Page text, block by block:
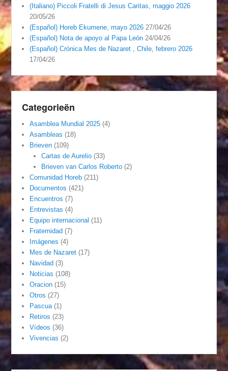
(Italiano) Piccoli Fratelli di Jesus Caritas, maggio 2026
20/05/26
(Español) Horeb Ekumene, mayo 2026 27/04/26
(Español) Nota de apoyo al Papa León 24/04/26
(Español) Crónica Mes de Nazaret , Chile, febrero 2026
17/04/26
Categorieën
Asamblea Mundial 2025 (4)
Asambleas (18)
Brieven (109)
Cartas de Aurelio(33)
Brieven van Carlos Roberto(2)
Comunidad Horeb (211)
Documentos (421)
Encuentros (7)
Entrevistas (4)
Equipo internacional (11)
Fraternidad (7)
Imágenes (4)
Mes de Nazaret (17)
Navidad (3)
Noticias (108)
Oracion (15)
Otros (27)
Pascua (1)
Retiros (23)
Vídeos (36)
Vivencias (2)